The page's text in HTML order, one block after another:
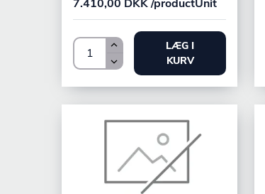
7.410,00 DKK /productUnit
LÆG I
KURV